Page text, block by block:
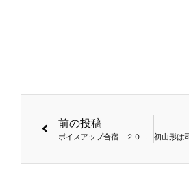
前の投稿
ボイスアップ合宿 ２０１９秋ご報告１「何故、神社で合宿するの？」